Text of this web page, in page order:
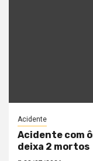
Acidente
Acidente com
deixa 2 mortos